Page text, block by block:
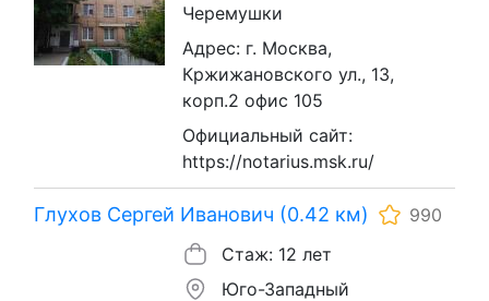
Черемушки
Адрес: г. Москва,
Кржижановского ул., 13,
корп.2 офис 105
Официальный сайт:
https://notarius.msk.ru/
Глухов Сергей Иванович (0.42 км)
990
Стаж: 12 лет
Юго-Западный